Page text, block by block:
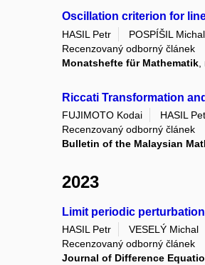
Oscillation criterion for
HASIL Petr POSPÍŠIL Michal
Recenzovaný odborný článek
Monatshefte für Mathematik
Riccati Transformation
FUJIMOTO Kodai HASIL
Recenzovaný odborný článek
Bulletin of the Malaysian
2023
Limit periodic
HASIL Petr
VESELÝ Michal
Recenzovaný odborný článek
Journal of Difference